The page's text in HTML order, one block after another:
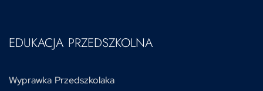
EDUKACJA PRZEDSZKOLNA
Wyprawka Przedszkolaka